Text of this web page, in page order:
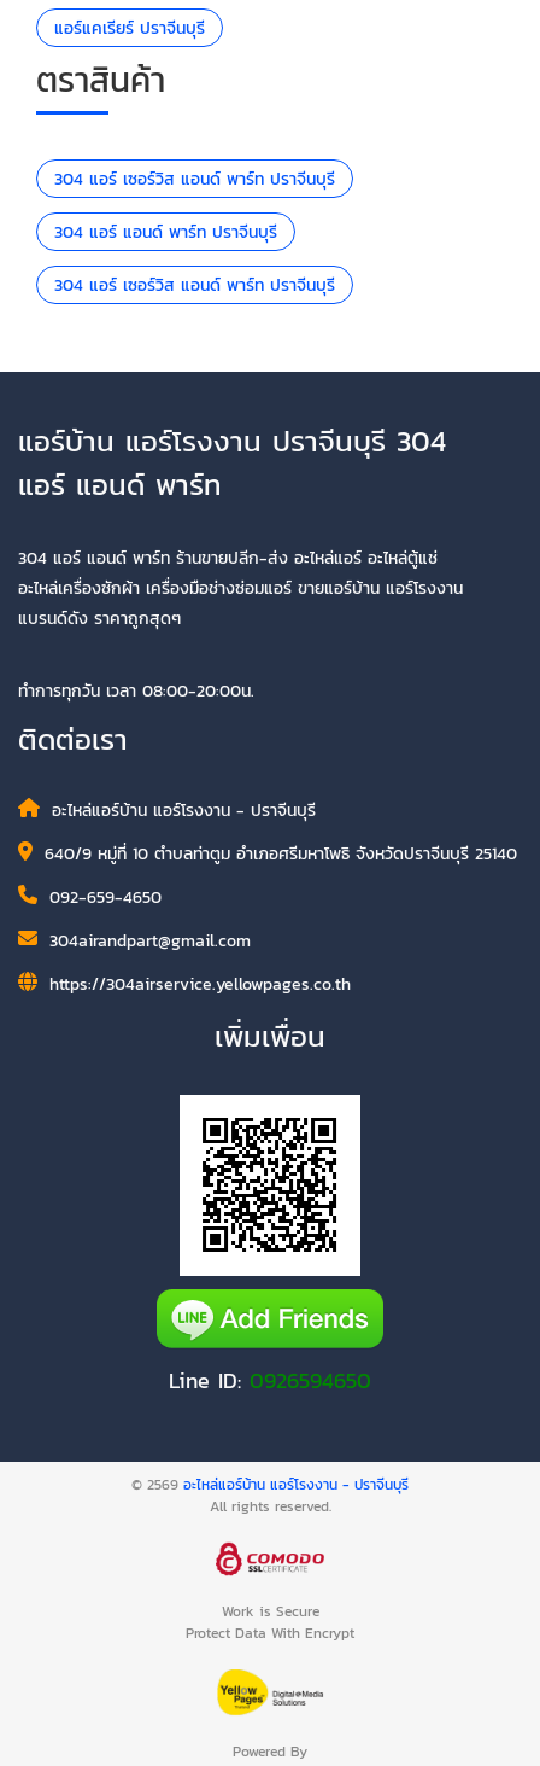
แอร์แคเรียร์ ปราจีนบุรี
ตราสินค้า
304 แอร์ เซอร์วิส แอนด์ พาร์ท ปราจีนบุรี
304 แอร์ แอนด์ พาร์ท ปราจีนบุรี
304 แอร์ เซอร์วิส แอนด์ พาร์ท ปราจีนบุรี
แอร์บ้าน แอร์โรงงาน ปราจีนบุรี 304
แอร์ แอนด์ พาร์ท
304 แอร์ แอนด์ พาร์ท ร้านขายปลีก-ส่ง อะไหล่แอร์ อะไหล่ตู้แช่
อะไหล่เครื่องซักผ้า เครื่องมือช่างซ่อมแอร์ ขายแอร์บ้าน แอร์โรงงาน
แบรนด์ดัง ราคาถูกสุดๆ
ทำการทุกวัน เวลา 08:00-20:00น.
ติดต่อเรา
อะไหล่แอร์บ้าน แอร์โรงงาน - ปราจีนบุรี
640/9 หมู่ที่ 10 ตำบลท่าตูม อำเภอศรีมหาโพธิ จังหวัดปราจีนบุรี 25140
092-659-4650
304airandpart@gmail.com
https://304airservice.yellowpages.co.th
เพิ่มเพื่อน
Line ID: 0926594650
© 2569 อะไหล่แอร์บ้าน แอร์โรงงาน - ปราจีนบุรี
All rights reserved.
Work is Secure
Protect Data With Encrypt
Powered By